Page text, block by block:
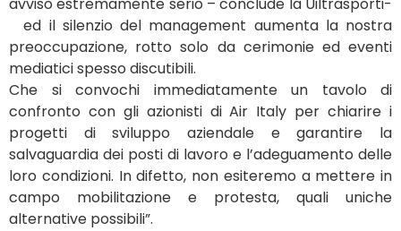
ed il silenzio del management aumenta la nostra
preoccupazione, rotto solo da cerimonie ed eventi
mediatici spesso discutibili.
Che si convochi immediatamente un tavolo di
confronto con gli azionisti di Air Italy per chiarire i
progetti di sviluppo aziendale e garantire la
salvaguardia dei posti di lavoro e l’adeguamento delle
loro condizioni. In difetto, non esiteremo a mettere in
campo mobilitazione e protesta, quali uniche
alternative possibili”.